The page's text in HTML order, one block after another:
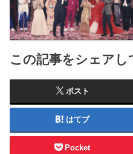
この記事をシェアし
ポスト
はてブ
Pocket